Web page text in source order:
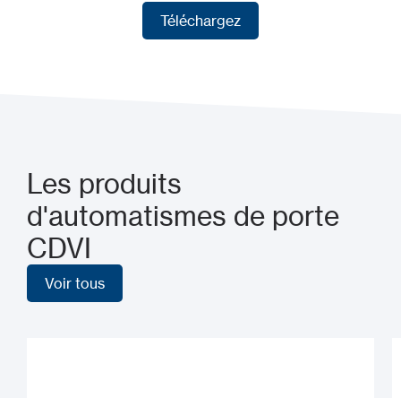
Téléchargez
Les produits
d'automatismes de porte
CDVI
Voir tous